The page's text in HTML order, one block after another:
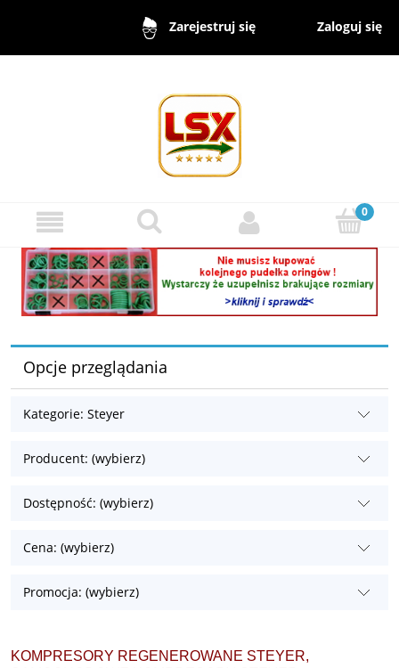
Zarejestruj się Zaloguj się
Opcje przeglądania
Kategorie: Steyer
Producent: (wybierz)
Dostępność: (wybierz)
Cena: (wybierz)
Promocja: (wybierz)
KOMPRESORY REGENEROWANE STEYER,